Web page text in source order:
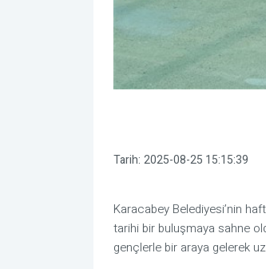
Tarih: 2025-08-25 15:15:39
Karacabey Belediyesi’nin
tarihi bir buluşmaya sahne
gençlerle bir araya gelerek